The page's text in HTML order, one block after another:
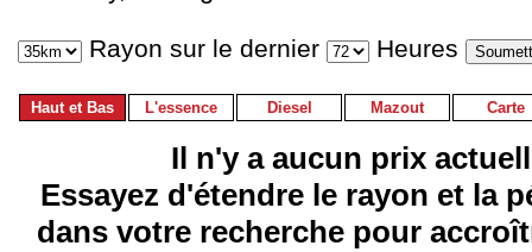
Rayon sur le dernier Heures
Haut et Bas L'essence Diesel Mazout Carte
Il n'y a aucun prix
Essayez d'étendre le rayon et la
dans votre recherche pour